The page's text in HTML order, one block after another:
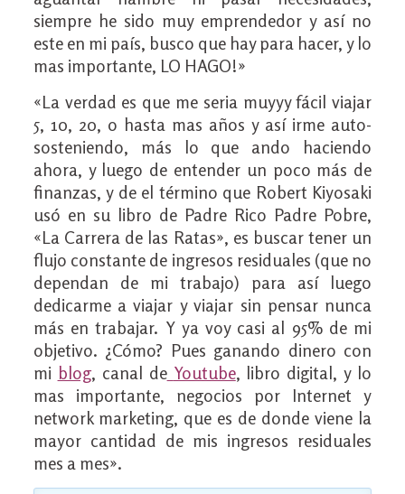
siempre he sido muy emprendedor y así no
este en mi país, busco que hay para hacer, y lo
mas importante, LO HAGO!»
«La verdad es que me seria muyyy fácil viajar
5, 10, 20, o hasta mas años y así irme auto-
sosteniendo, más lo que ando haciendo
ahora, y luego de entender un poco más de
finanzas, y de el término que Robert Kiyosaki
usó en su libro de Padre Rico Padre Pobre,
«La Carrera de las Ratas», es buscar tener un
flujo constante de ingresos residuales (que no
dependan de mi trabajo) para así luego
dedicarme a viajar y viajar sin pensar nunca
más en trabajar. Y ya voy casi al 95% de mi
objetivo. ¿Cómo? Pues ganando dinero con
mi blog, canal de Youtube, libro digital, y lo
mas importante, negocios por Internet y
network marketing, que es de donde viene la
mayor cantidad de mis ingresos residuales
mes a mes».